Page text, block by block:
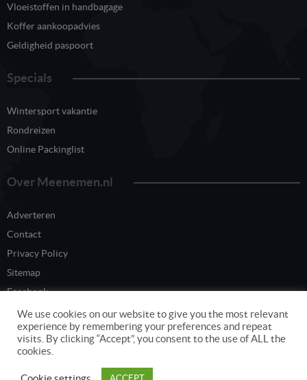
Vloeistoffen in handbagage
Koffer aankoopadvies
Geldigheid paspoort
Specials
Wintersport vakantie
Rondreizen
Online Packinglist
Over Meenemen.nl
Adverteren
Contact
Privacy Policy
Sitemap
Facebook
Twitter
Content eigendom van www.meenemen.nl
We use cookies on our website to give you the most relevant
experience by remembering your preferences and repeat
visits. By clicking “Accept”, you consent to the use of ALL the
cookies.